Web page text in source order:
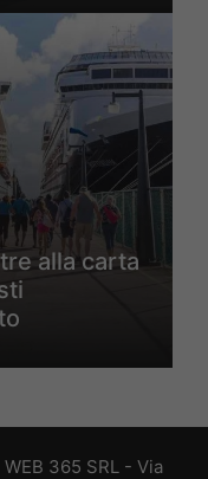
alla carta
365 SRL - Via